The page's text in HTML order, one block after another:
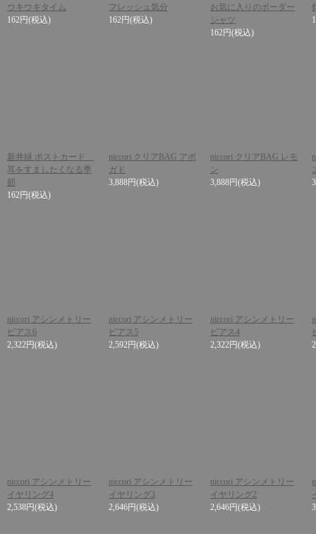
ウキウキタイム
162円(税込)
フレッシュ気分
162円(税込)
お気に入りのボーダー
シャツ
162円(税込)
新井緑 ポストカード
耳をすましたくなる季
節
162円(税込)
niccori クリアBAG アボ
ガド
3,888円(税込)
niccori クリアBAG レモ
ン
3,888円(税込)
niccori アシンメトリー
ピアス6
2,322円(税込)
niccori アシンメトリー
ピアス5
2,592円(税込)
niccori アシンメトリー
ピアス4
2,322円(税込)
niccori アシンメトリー
イヤリング4
2,538円(税込)
niccori アシンメトリー
イヤリング3
2,646円(税込)
niccori アシンメトリー
イヤリング2
2,646円(税込)